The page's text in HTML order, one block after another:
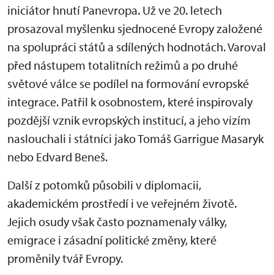
iniciátor hnutí Panevropa. Už ve 20. letech
prosazoval myšlenku sjednocené Evropy založené
na spolupráci států a sdílených hodnotách. Varoval
před nástupem totalitních režimů a po druhé
světové válce se podílel na formování evropské
integrace. Patřil k osobnostem, které inspirovaly
pozdější vznik evropských institucí, a jeho vizím
naslouchali i státníci jako Tomáš Garrigue Masaryk
nebo Edvard Beneš.
Další z potomků působili v diplomacii,
akademickém prostředí i ve veřejném životě.
Jejich osudy však často poznamenaly války,
emigrace i zásadní politické změny, které
proměnily tvář Evropy.